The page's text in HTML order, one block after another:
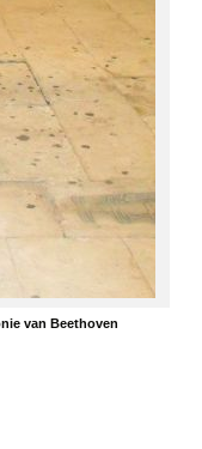
van Beethoven